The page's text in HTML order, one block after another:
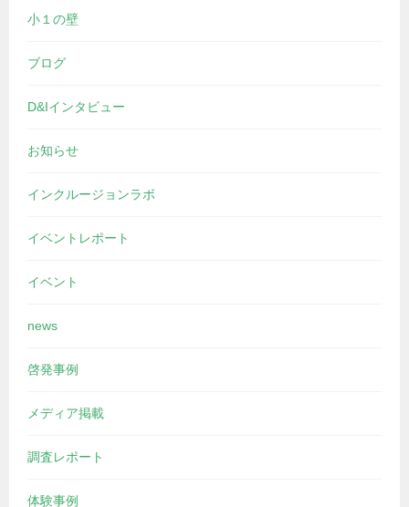
小１の壁
ブログ
D&Iインタビュー
お知らせ
インクルージョンラボ
イベントレポート
イベント
news
啓発事例
メディア掲載
調査レポート
体験事例